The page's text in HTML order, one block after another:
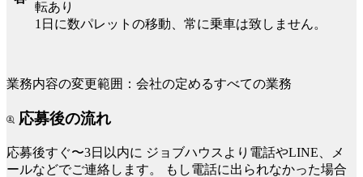
転あり
1日に数パレットの移動、常に乗車は致しません。
業務内容の変更範囲：会社の定めるすべての業務
応募後の流れ
応募後すぐ〜3日以内に ジョブハウスより電話やLINE、メ
ールなどでご連絡します。
もし電話に出られなかった場合